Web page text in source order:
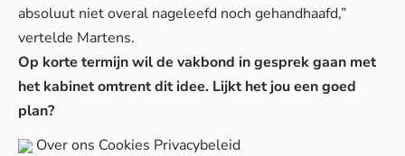
absoluut niet overal nageleefd noch gehandhaafd,”
vertelde Martens.
Op korte termijn wil de vakbond in gesprek gaan met
het kabinet omtrent dit idee. Lijkt het jou een goed
plan?
Over ons Cookies Privacybeleid